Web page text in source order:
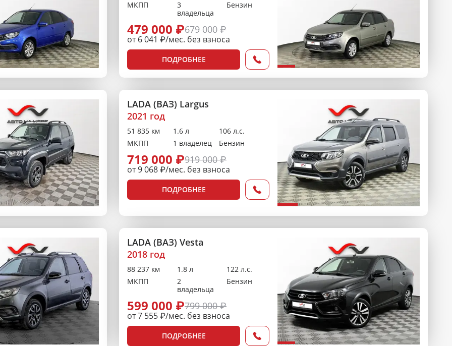
МКПП
3
владельца
Бензин
479 000 ₽679 000 ₽
от 6 041 ₽/мес. без взноса
ПОДРОБНЕЕ
LADA (ВАЗ) Largus
2021 год
51 835 км 1.6 л
106 л.с.
МКПП
1 владелец Бензин
719 000 ₽919 000 ₽
от 9 068 ₽/мес. без взноса
ПОДРОБНЕЕ
LADA (ВАЗ) Vesta
2018 год
88 237 км 1.8 л
122 л.с.
МКПП
2
владельца
Бензин
599 000 ₽799 000 ₽
от 7 555 ₽/мес. без взноса
ПОДРОБНЕЕ